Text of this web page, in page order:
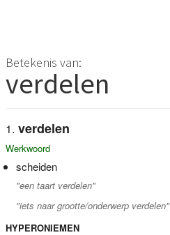
Betekenis van:
verdelen
verdelen
Werkwoord
scheiden
"een taart verdelen"
"iets naar grootte/onderwerp verdelen"
HYPERONIEMEN